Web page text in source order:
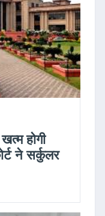
होगी
ने सर्कुलर